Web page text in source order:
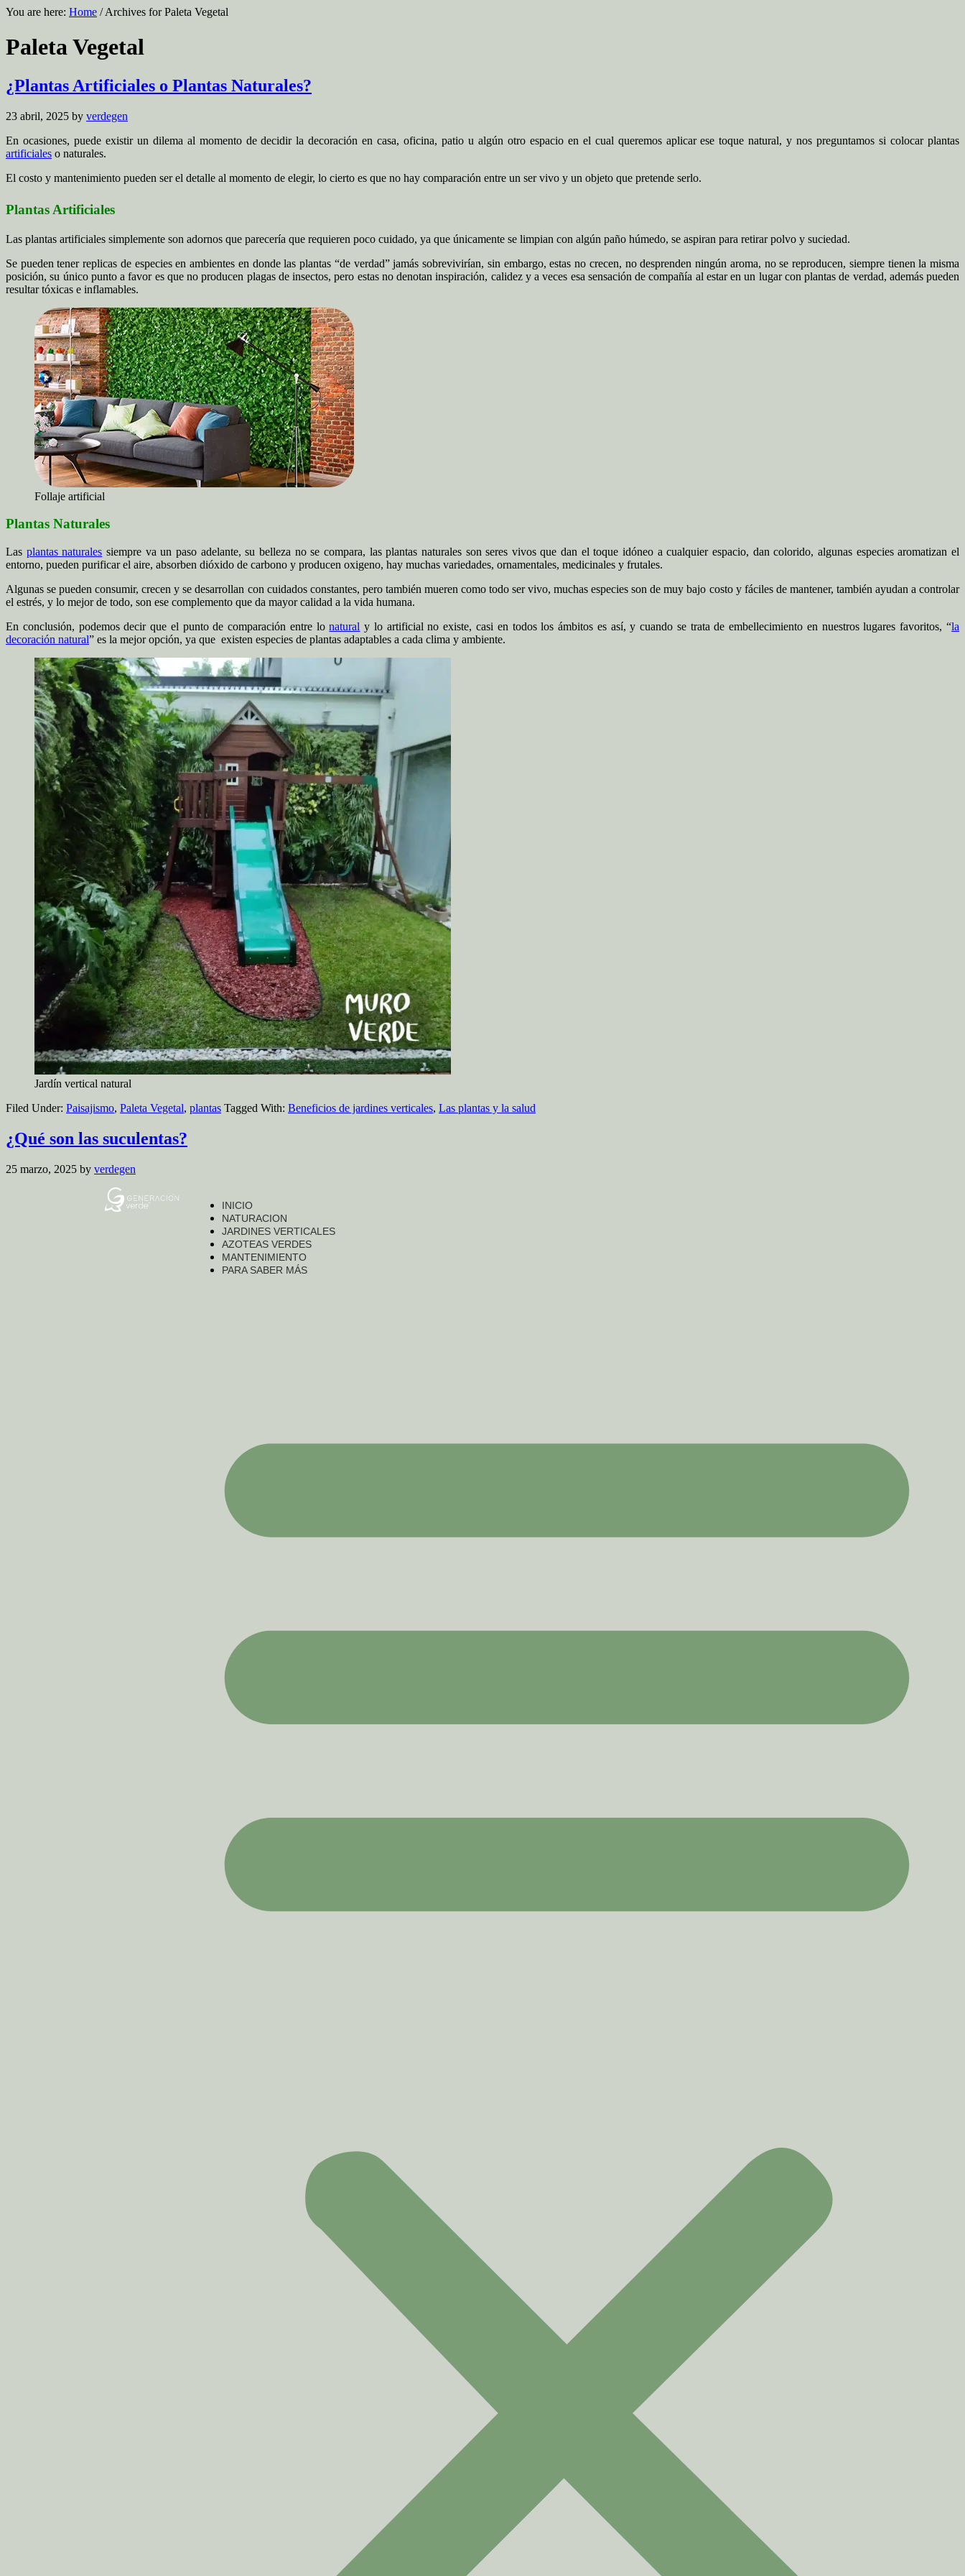
You are here: Home /Archives for Paleta Vegetal
Paleta Vegetal
¿Plantas Artificiales o Plantas Naturales?
23 abril, 2025 by verdegen
En ocasiones, puede existir un dilema al momento de decidir la decoración en casa, oficina, patio u algún otro espacio en el cual queremos aplicar ese toque natural, y nos preguntamos si colocar plantas
artificiales o naturales.
El costo y mantenimiento pueden ser el detalle al momento de elegir, lo cierto es que no hay comparación entre un ser vivo y un objeto que pretende serlo.
Plantas Artificiales
Las plantas artificiales simplemente son adornos que parecería que requieren poco cuidado, ya que únicamente se limpian con algún paño húmedo, se aspiran para retirar polvo y suciedad.
Se pueden tener replicas de especies en ambientes en donde las plantas “de verdad” jamás sobrevivirían, sin embargo, estas no crecen, no desprenden ningún aroma, no se reproducen, siempre tienen la misma
posición, su único punto a favor es que no producen plagas de insectos, pero estas no denotan inspiración, calidez y a veces esa sensación de compañía al estar en un lugar con plantas de verdad, además pueden
resultar tóxicas e inflamables.
Follaje artificial
Plantas Naturales
Las plantas naturales siempre va un paso adelante, su belleza no se compara, las plantas naturales son seres vivos que dan el toque idóneo a cualquier espacio, dan colorido, algunas especies aromatizan el
entorno, pueden purificar el aire, absorben dióxido de carbono y producen oxigeno, hay muchas variedades, ornamentales, medicinales y frutales.
Algunas se pueden consumir, crecen y se desarrollan con cuidados constantes, pero también mueren como todo ser vivo, muchas especies son de muy bajo costo y fáciles de mantener, también ayudan a controlar
el estrés, y lo mejor de todo, son ese complemento que da mayor calidad a la vida humana.
En conclusión, podemos decir que el punto de comparación entre lonatural y lo artificial no existe, casi en todos los ámbitos es así, y cuando se trata de embellecimiento en nuestros lugares favoritos, “la
decoración natural” es la mejor opción, ya que existen especies de plantas adaptables a cada clima y ambiente.
Jardín vertical natural
Filed Under: Paisajismo, Paleta Vegetal, plantas Tagged With: Beneficios de jardines verticales, Las plantas y la salud
¿Qué son las suculentas?
25 marzo, 2025 by verdegen
INICIO
NATURACION
JARDINES VERTICALES
AZOTEAS VERDES
MANTENIMIENTO
PARA SABER MÁS